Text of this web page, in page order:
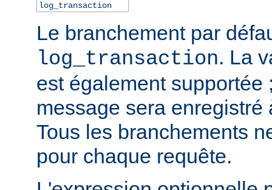
log_transaction
Le branchement par
log_transaction. La
est également supportée
message sera enregistré
Tous les branchements
pour chaque requête.